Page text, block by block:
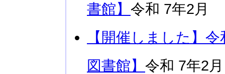
書館】 令和 7年2月
【開催しました】
図書館】 令和 7年2月